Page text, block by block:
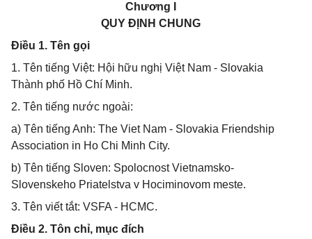
Chương I
QUY ĐỊNH CHUNG
Điều 1. Tên gọi
1. Tên tiếng Việt: Hội hữu nghị Việt Nam - Slovakia
Thành phố Hồ Chí Minh.
2. Tên tiếng nước ngoài:
a) Tên tiếng Anh: The Viet Nam - Slovakia Friendship
Association in Ho Chi Minh City.
b) Tên tiếng Sloven: Spolocnost Vietnamsko-
Slovenskeho Priatelstva v Hociminovom meste.
3. Tên viết tắt: VSFA - HCMC.
Điều 2. Tôn chỉ, mục đích